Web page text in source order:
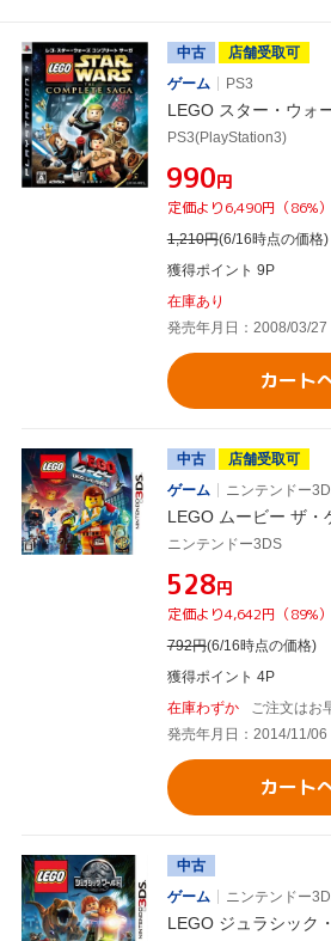
中古
店舗受取可
ゲーム
PS3
LEGO スター・ウォ
PS3(PlayStation3)
¥990円
定価より6,490円（86%
1,210円(6/16時点の価格)
獲得ポイント 9P
在庫あり
発売年月日：2008/03/27
カート
中古
店舗受取可
ゲーム
ニンテンドー
LEGO ムービー ザ・
ニンテンドー3DS
¥528円
定価より4,642円（89%
792円(6/16時点の価格)
獲得ポイント 4P
在庫わずか
ご注文はお
発売年月日：2014/11/06
カート
中古
ゲーム
ニンテンドー
LEGO ジュラシック